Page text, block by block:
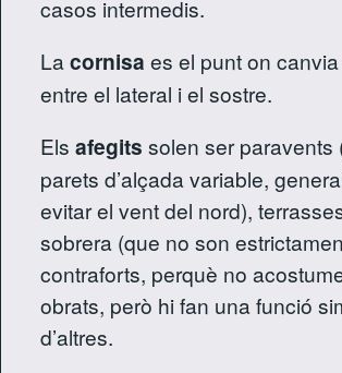
casos intermedis.
Lacornisa es el punt on
entre el lateral i el sostre.
Els afegits solen ser paravents
parets d’alçada variable,
evitar el vent del nord),
sobrera (que no son
contraforts, perquè no
obrats, però hi fan una funció
d’altres.